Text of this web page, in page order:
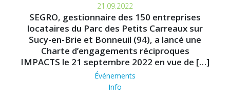
21.09.2022
SEGRO, gestionnaire des 150 entreprises
locataires du Parc des Petits Carreaux sur
Sucy-en-Brie et Bonneuil (94), a lancé une
Charte d’engagements réciproques
IMPACTS le 21 septembre 2022 en vue de […]
Événements
Info